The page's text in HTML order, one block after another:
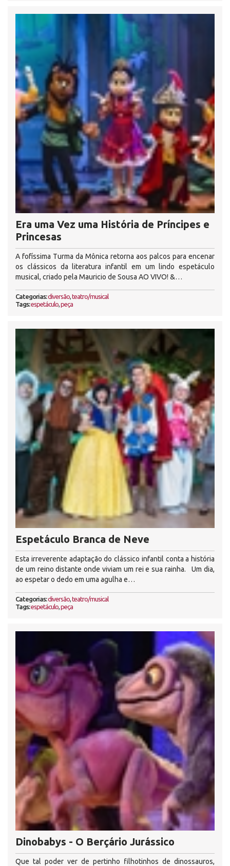
Era uma Vez uma História de Príncipes e
Princesas
A fofíssima Turma da Mônica retorna aos palcos para encenar
os clássicos da literatura infantil em um lindo espetáculo
musical, criado pela Mauricio de Sousa AO VIVO! &…
Categorias:diversão,teatro/musical
Tags:espetáculo,peça
Espetáculo Branca de Neve
Esta irreverente adaptação do clássico infantil conta a história
de um reino distante onde viviam um rei e sua rainha. Um dia,
ao espetar o dedo em uma agulha e…
Categorias:diversão,teatro/musical
Tags:espetáculo,peça
Dinobabys - O Berçário Jurássico
Que tal poder ver de pertinho filhotinhos de dinossauros,